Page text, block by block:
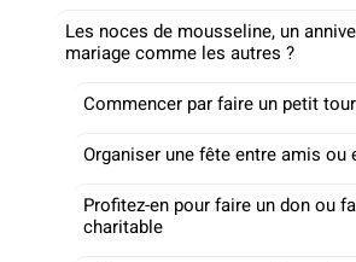
Les noces de mousseline, un
mariage comme les autres ?
Commencer par faire un petit
Organiser une fête entre amis ou
Profitez-en pour faire un don ou
charitable